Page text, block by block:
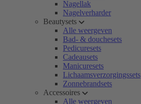
Nagellak
Nagelverharder
Beautysets
Alle weergeven
Bad- & douchesets
Pedicuresets
Cadeausets
Manicuresets
Lichaamsverzorgingssets
Zonnebrandsets
Accessoires
Alle weergeven